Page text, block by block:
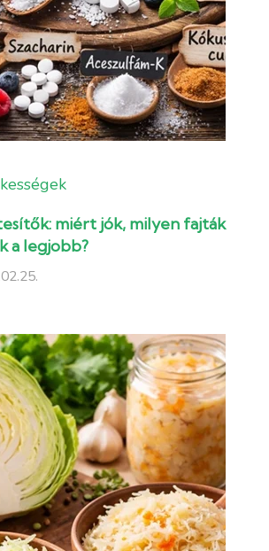
miért jók, milyen fajták
a legjobb?